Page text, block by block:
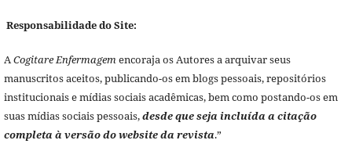
Responsabilidade do Site:
ACogitare Enfermagemencoraja os Autores a arquivar seus
manuscritos aceitos, publicando-os em blogs pessoais, repositórios
institucionais e mídias sociais acadêmicas, bem como postando-os em
suas mídias sociais pessoais,desde que seja incluída a citação
completa à versão do website da revista.”